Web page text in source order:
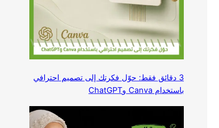
3 دقائق فقط: حوّل فكرتك إلى تصميم احترافي
باستخدام Canva وChatGPT